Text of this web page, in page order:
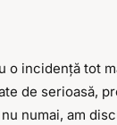
o incidență tot
de serioasă,
numai, am